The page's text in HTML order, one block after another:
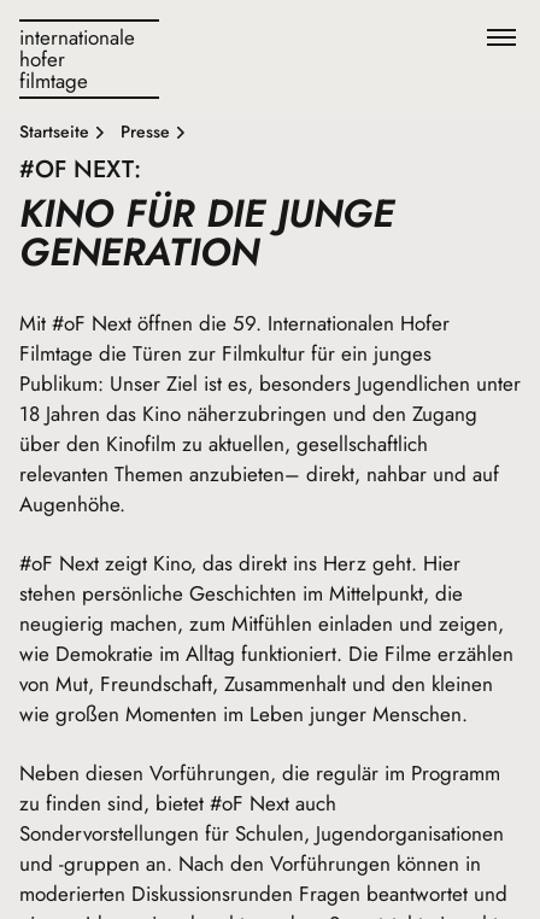
internationale
hofer
filmtage
Startseite Presse
#OF NEXT:
KINO FÜR DIE JUNGE
GENERATION
Mit #oF Next öffnen die 59. Internationalen Hofer
Filmtage die Türen zur Filmkultur für ein junges
Publikum: Unser Ziel ist es, besonders Jugendlichen unter
18 Jahren das Kino näherzubringen und den Zugang
über den Kinofilm zu aktuellen, gesellschaftlich
relevanten Themen anzubieten– direkt, nahbar und auf
Augenhöhe.
#oF Next zeigt Kino, das direkt ins Herz geht. Hier
stehen persönliche Geschichten im Mittelpunkt, die
neugierig machen, zum Mitfühlen einladen und zeigen,
wie Demokratie im Alltag funktioniert. Die Filme erzählen
von Mut, Freundschaft, Zusammenhalt und den kleinen
wie großen Momenten im Leben junger Menschen.
Neben diesen Vorführungen, die regulär im Programm
zu finden sind, bietet #oF Next auch
Sondervorstellungen für Schulen, Jugendorganisationen
und -gruppen an. Nach den Vorführungen können in
moderierten Diskussionsrunden Fragen beantwortet und